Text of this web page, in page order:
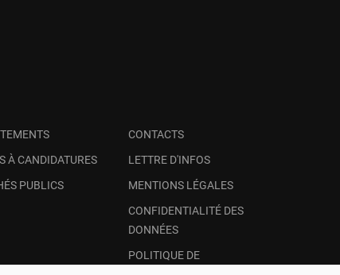
À CANDIDATURES
PUBLICS
CONTACTS
LETTRE D'INFOS
MENTIONS LÉGALES
CONFIDENTIALITÉ DES
DONNÉES
POLITIQUE DE